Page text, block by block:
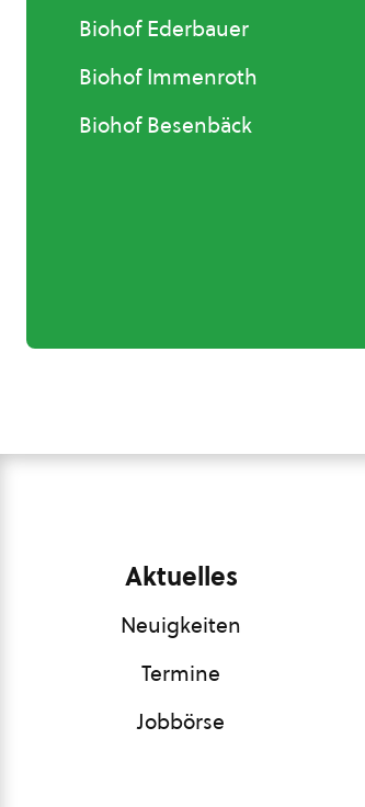
Biohof Ederbauer
Biohof Immenroth
Biohof Besenbäck
Aktuelles
Neuigkeiten
Termine
Jobbörse